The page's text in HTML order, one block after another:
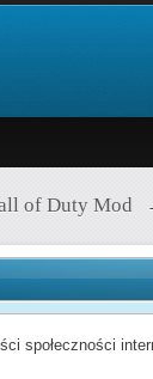
of Duty Mod
społeczności